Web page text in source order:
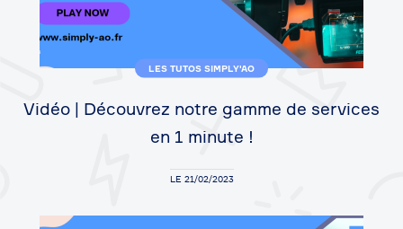
LES TUTOS SIMPLY'AO
Vidéo | Découvrez notre gamme de services
en 1 minute !
LE 21/02/2023